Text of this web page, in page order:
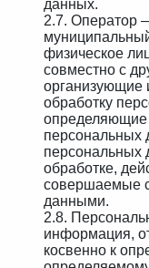
данных.
2.7. Оператор
физическое
совместно с
организующие
обработку
определяющие
персональных
персональных
обработке,
совершаемые
данными.
2.8.
информация,
косвенно к